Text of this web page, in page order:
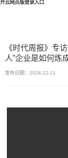
开云网页版登录入口
《时代周报》专
人”企业是如何炼
发布日期：2024-12-11